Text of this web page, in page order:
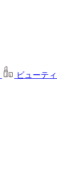
ビューティ